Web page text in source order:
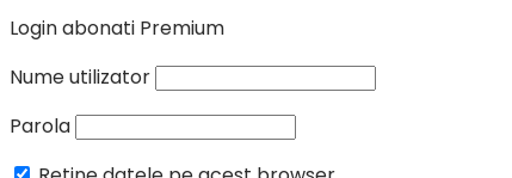
Login abonati Premium
Nume utilizator
Parola